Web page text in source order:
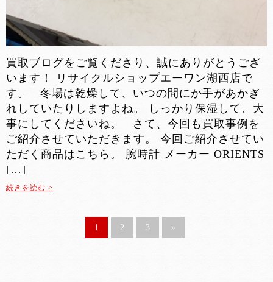
買取ブログをご覧くださり、誠にありがとうござ
います！ リサイクルショップエーワン湖西店で
す。 冬場は乾燥して、いつの間にか手があかぎ
れしていたりしますよね。 しっかり保湿して、大
事にしてくださいね。 さて、今回も買取事例を
ご紹介させていただきます。 今回ご紹介させてい
ただく商品はこちら。 腕時計 メーカー ORIENTS
[…]
続きを読む >
1 2 3 »